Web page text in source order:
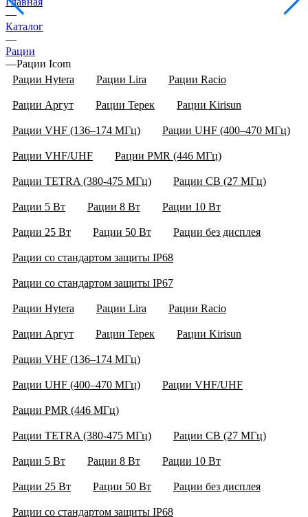
—
Каталог
—
Рации
—Рации Icom
Рации Hytera
Рации Lira Рации Racio
Рации Аргут Рации Терек Рации Kirisun
Рации VHF (136–174 МГц) Рации UHF (400–470 МГц)
Рации VHF/UHF Рации PMR (446 МГц)
Рации TETRA (380-475 МГц) Рации CB (27 МГц)
Рации 5 Вт Рации 8 Вт Рации 10 Вт
Рации 25 Вт Рации 50 Вт Рации без дисплея
Рации со стандартом защиты IP68
Рации со стандартом защиты IP67
Рации Hytera Рации Lira Рации Racio
Рации Аргут Рации Терек Рации Kirisun
Рации VHF (136–174 МГц)
Рации UHF (400–470 МГц) Рации VHF/UHF
Рации PMR (446 МГц)
Рации TETRA (380-475 МГц) Рации CB (27 МГц)
Рации 5 Вт Рации 8 Вт Рации 10 Вт
Рации 25 Вт Рации 50 Вт Рации без дисплея
Рации со стандартом защиты IP68